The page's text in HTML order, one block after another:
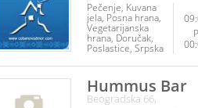
Pečenje Kuvana
jela Posna hrana
Vegetarijanska
hrana Doručak
Poslastice Srpska
Sendviči
Hummus Bar
Beogradska 66,